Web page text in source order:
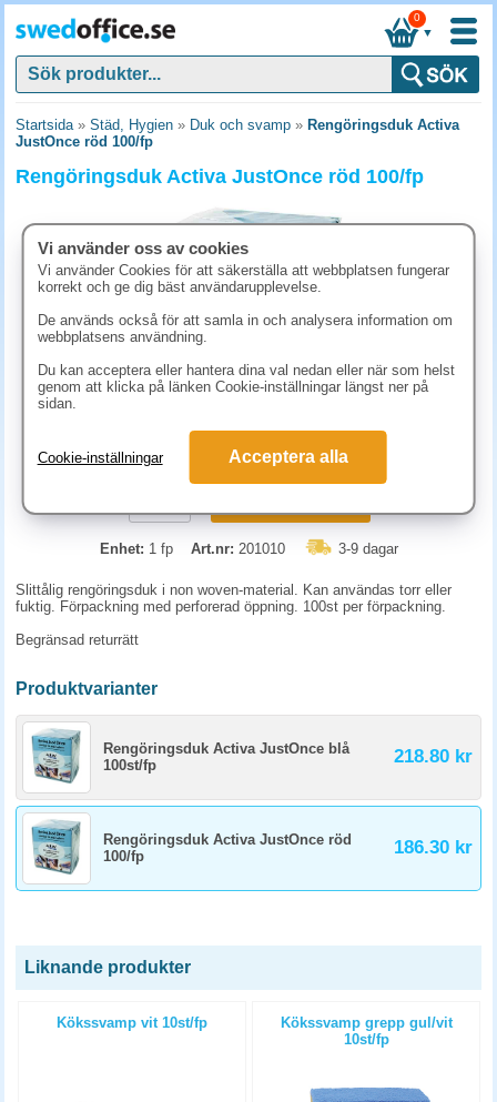
▼
0
Startsida» Städ, Hygien » Duk och svamp » Rengöringsduk Activa
JustOnce röd 100/fp
Rengöringsduk Activa JustOnce röd 100/fp
186.30 kr (inkl. moms)
Enhet: 1 fp Art.nr: 201010 3-9 dagar
Slittålig rengöringsduk i non woven-material. Kan användas torr eller
fuktig. Förpackning med perforerad öppning. 100st per förpackning.
Begränsad returrätt
Produktvarianter
Rengöringsduk Activa JustOnce blå
100st/fp
218.80 kr
Rengöringsduk Activa JustOnce röd
100/fp
186.30 kr
Liknande produkter
Kökssvamp vit 10st/fp
Kökssvamp grepp gul/vit
10st/fp
Vi använder oss av cookies
Vi använder Cookies för att säkerställa att webbplatsen fungerar
korrekt och ge dig bäst användarupplevelse.
De används också för att samla in och analysera information om
webbplatsens användning.
Du kan acceptera eller hantera dina val nedan eller när som helst
genom att klicka på länken Cookie-inställningar längst ner på
sidan.
Cookie-inställningar Acceptera alla